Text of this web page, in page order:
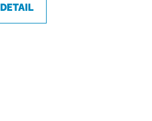
DETAIL